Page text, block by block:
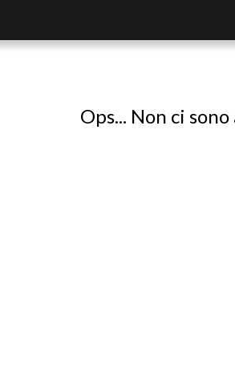
Ops... Non ci